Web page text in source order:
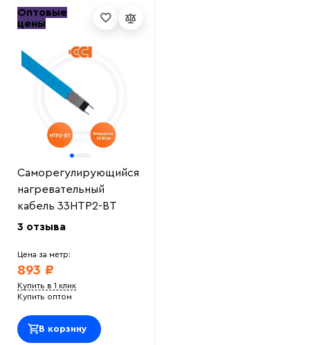
Оптовые
цены
Саморегулирующийся
нагревательный
кабель 33НТР2-BT
3 отзыва
Цена за метр:
893 ₽
Купить в 1 клик
Купить оптом
В корзину